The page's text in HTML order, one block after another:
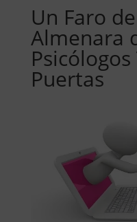
Un Faro
Almenara
Puertas